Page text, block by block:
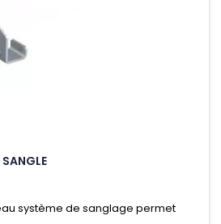
SANGLE
système de sanglage permet